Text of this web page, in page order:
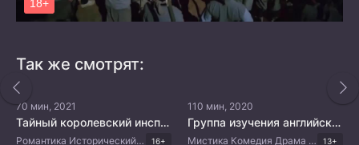
Так же смотрят:
70 мин, 2021
Тайный королевский инспектор и Чо-и
Романтика Исторический Мистика Комедия Корейские дорамы 16+
110 мин, 2020
Группа изучения английского
Мистика Комедия Драма Корейские дорамы 13+